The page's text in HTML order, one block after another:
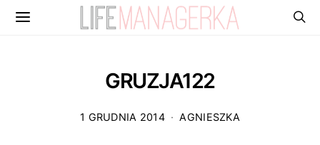
GRUZJA122
1 GRUDNIA 2014 AGNIESZKA